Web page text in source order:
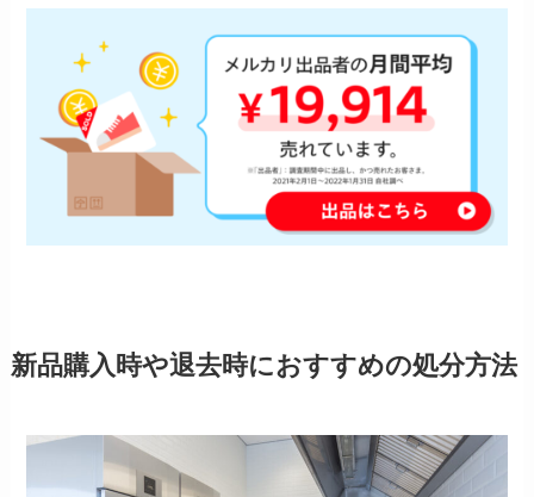
新品購入時や退去時におすすめの処分方法